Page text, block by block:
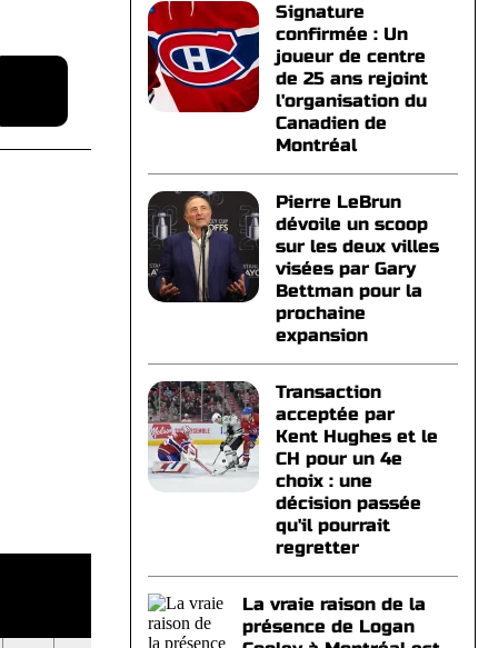
Signature
confirmée : Un
joueur de centre
de 25 ans rejoint
l'organisation du
Canadien de
Montréal
Pierre LeBrun
dévoile un scoop
sur les deux villes
visées par Gary
Bettman pour la
prochaine
expansion
Transaction
acceptée par
Kent Hughes et le
CH pour un 4e
choix : une
décision passée
qu'il pourrait
regretter
La vraie raison de la
présence de Logan